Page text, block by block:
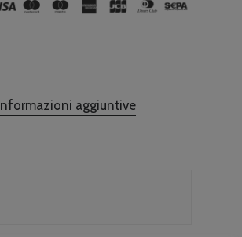
Informazioni aggiuntive